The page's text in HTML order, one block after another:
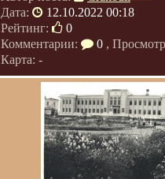
Дата:
12.10.2022 00:18
Рейтинг:
0
Комментарии:
0 ,
Карта: -